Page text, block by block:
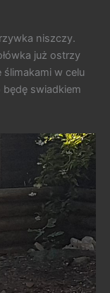
niszczy.
już ostrzy
w celu
będę swiadkiem